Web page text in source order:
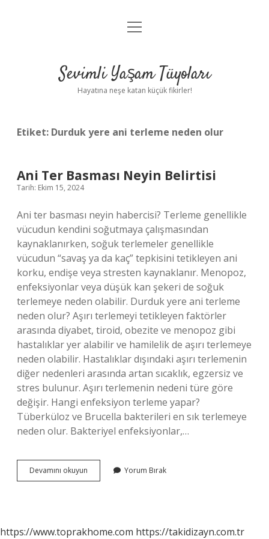
Anasayfa
Yasal Uyarı
menüyü
Sevimli Yaşam Tüyoları
Hayatına neşe katan küçük fikirler!
Etiket: Durduk yere ani terleme neden olur
Ani Ter Basması Neyin Belirtisi
Tarih: Ekim 15, 2024
Ani ter basması neyin habercisi? Terleme genellikle
vücudun kendini soğutmaya çalışmasından
kaynaklanırken, soğuk terlemeler genellikle
vücudun “savaş ya da kaç” tepkisini tetikleyen ani
korku, endişe veya stresten kaynaklanır. Menopoz,
enfeksiyonlar veya düşük kan şekeri de soğuk
terlemeye neden olabilir. Durduk yere ani terleme
neden olur? Aşırı terlemeyi tetikleyen faktörler
arasında diyabet, tiroid, obezite ve menopoz gibi
hastalıklar yer alabilir ve hamilelik de aşırı terlemeye
neden olabilir. Hastalıklar dışındaki aşırı terlemenin
diğer nedenleri arasında artan sıcaklık, egzersiz ve
stres bulunur. Aşırı terlemenin nedeni türe göre
değişir. Hangi enfeksiyon terleme yapar?
Tüberküloz ve Brucella bakterileri en sık terlemeye
neden olur. Bakteriyel enfeksiyonlar,…
Devamını okuyun
Ter
Yorum Bırak
https://www.toprakhome.com https://takidizayn.com.tr